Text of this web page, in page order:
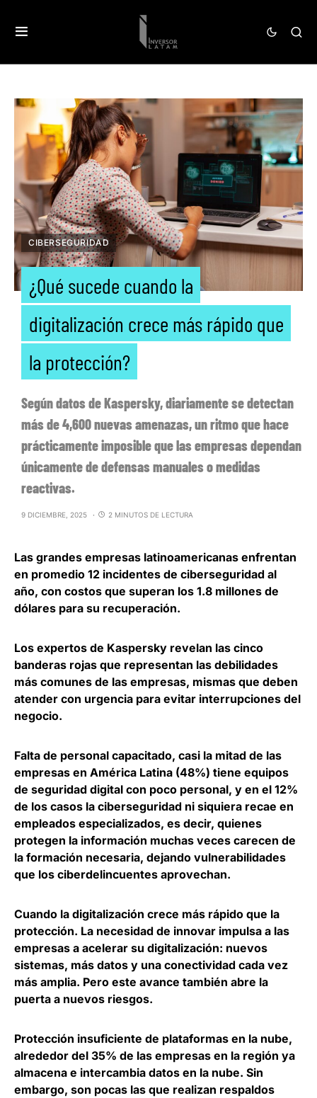
CIBERSEGURIDAD
¿Qué sucede cuando la
digitalización crece más rápido que
la protección?
Según datos de Kaspersky, diariamente se detectan
más de 4,600 nuevas amenazas, un ritmo que hace
prácticamente imposible que las empresas dependan
únicamente de defensas manuales o medidas
reactivas.
9 DICIEMBRE, 2025 2 MINUTOS DE LECTURA
Las grandes empresas latinoamericanas enfrentan
en promedio 12 incidentes de ciberseguridad al
año, con costos que superan los 1.8 millones de
dólares para su recuperación.
Los expertos de Kaspersky revelan las cinco
banderas rojas que representan las debilidades
más comunes de las empresas, mismas que deben
atender con urgencia para evitar interrupciones del
negocio.
Falta de personal capacitado, casi la mitad de las
empresas en América Latina (48%) tiene equipos
de seguridad digital con poco personal, y en el 12%
de los casos la ciberseguridad ni siquiera recae en
empleados especializados, es decir, quienes
protegen la información muchas veces carecen de
la formación necesaria, dejando vulnerabilidades
que los ciberdelincuentes aprovechan.
Cuando la digitalización crece más rápido que la
protección. La necesidad de innovar impulsa a las
empresas a acelerar su digitalización: nuevos
sistemas, más datos y una conectividad cada vez
más amplia. Pero este avance también abre la
puerta a nuevos riesgos.
Protección insuficiente de plataformas en la nube,
alrededor del 35% de las empresas en la región ya
almacena e intercambia datos en la nube. Sin
embargo, son pocas las que realizan respaldos